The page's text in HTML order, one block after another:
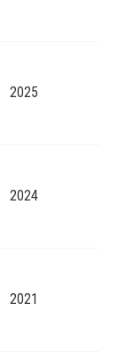
2025
2024
2021